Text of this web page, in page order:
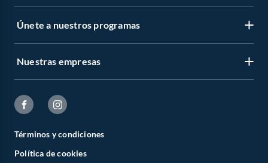
Únete a nuestros programas
Nuestras empresas
Términos y condiciones
Política de cookies